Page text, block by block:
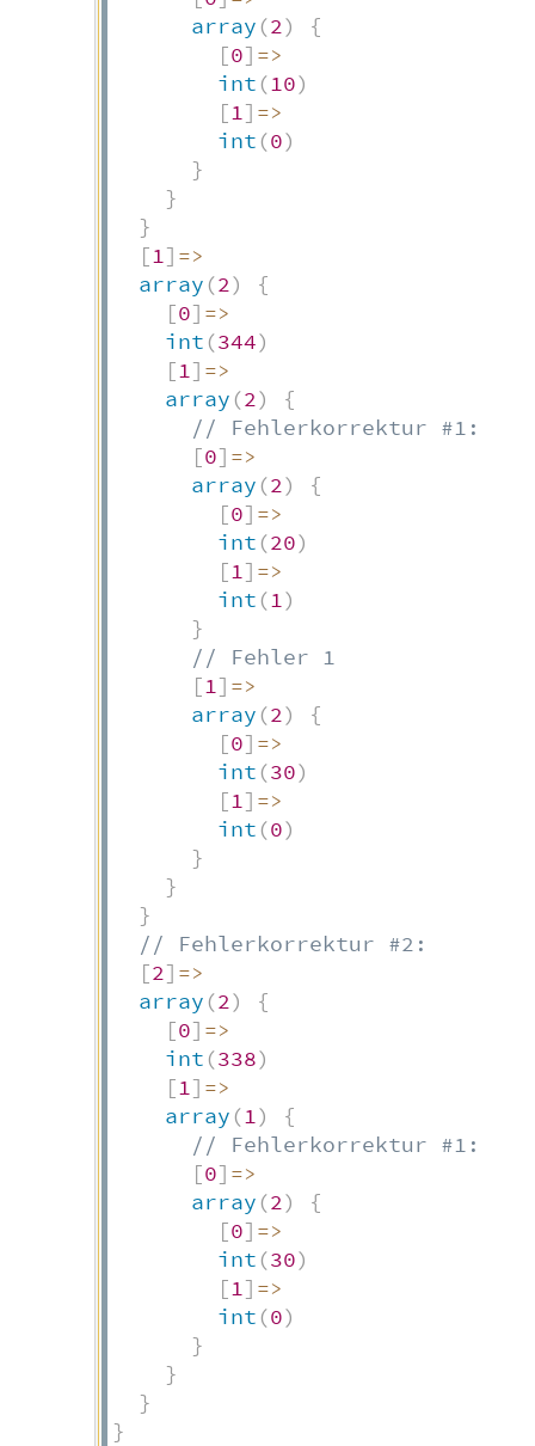
array (2)
{
[0] =>
int (10)
[1] =>
int (0)
}
}
}
[1] =>
array (2)
{
[0] =>
int (344)
[1] =>
array (2)
{
// Fehlerkorrektur #1:
[0] =>
array (2)
{
[0] =>
int (20)
[1] =>
int (1)
}
// Fehler 1
[1] =>
array (2)
{
[0] =>
int (30)
[1] =>
int (0)
}
}
}
// Fehlerkorrektur #2:
[2] =>
array (2)
{
[0] =>
int (338)
[1] =>
array (1)
{
// Fehlerkorrektur #1:
[0] =>
array (2)
{
[0] =>
int (30)
[1] =>
int (0)
}
}
}
}